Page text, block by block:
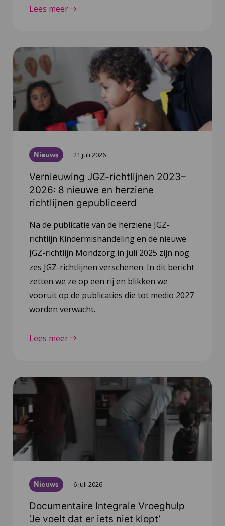
Lees meer
Nieuws 21 juli 2026
Vernieuwing JGZ-richtlijnen 2023–
2026: 8 nieuwe en herziene
richtlijnen gepubliceerd
Na de publicatie van de herziene JGZ-
richtlijn Kindermishandeling en de nieuwe
JGZ-richtlijn Mondzorg in juli 2025 zijn nog
zes JGZ-richtlijnen verschenen. In dit bericht
zetten we ze op een rij en blikken we
vooruit op de publicaties die tot medio 2027
worden verwacht.
Lees meer
Nieuws 6 juli 2026
Documentaire Integrale Vroeghulp
‘Je voelt dat er iets niet klopt’